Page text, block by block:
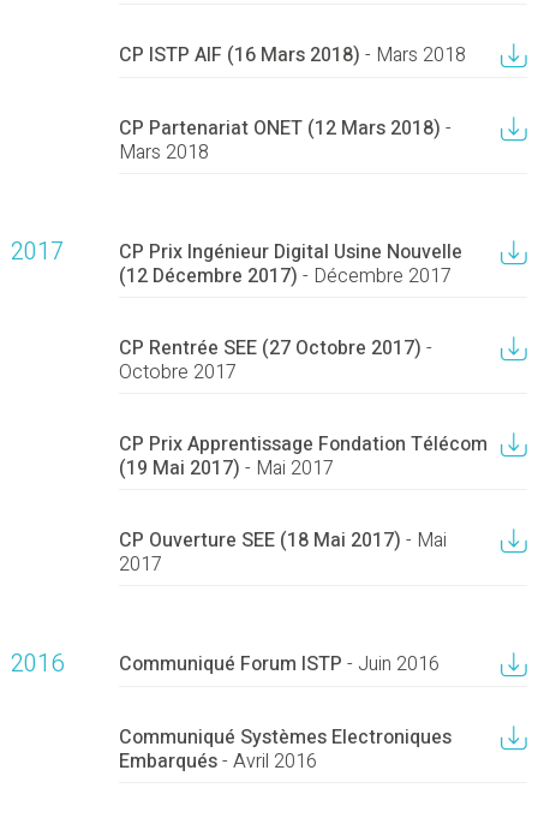
CP ISTP AIF (16 Mars 2018) - Mars 2018
CP Partenariat ONET (12 Mars 2018) -
Mars 2018
2017
CP Prix Ingénieur Digital Usine Nouvelle
(12 Décembre 2017) - Décembre 2017
CP Rentrée SEE (27 Octobre 2017) -
Octobre 2017
CP Prix Apprentissage Fondation Télécom
(19 Mai 2017) - Mai 2017
CP Ouverture SEE (18 Mai 2017) - Mai
2017
2016 Communiqué Forum ISTP - Juin 2016
Communiqué Systèmes Electroniques
Embarqués- Avril 2016